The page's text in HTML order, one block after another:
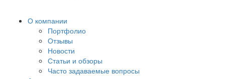
О компании
Портфолио
Отзывы
Новости
Статьи и обзоры
Часто задаваемые вопросы